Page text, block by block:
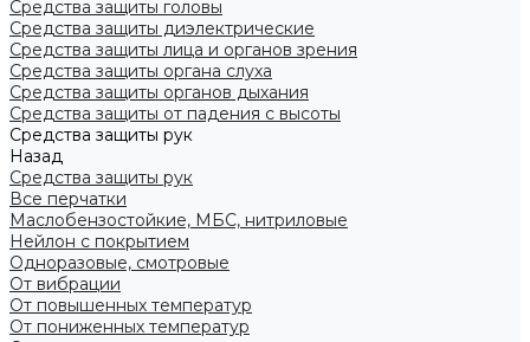
Средства защиты головы
Средства защиты диэлектрические
Средства защиты лица и органов зрения
Средства защиты органа слуха
Средства защиты органов дыхания
Средства защиты от падения с высоты
Средства защиты рук
Назад
Средства защиты рук
Все перчатки
Маслобензостойкие, МБС, нитриловые
Нейлон с покрытием
Одноразовые, смотровые
От вибрации
От повышенных температур
От пониженных температур